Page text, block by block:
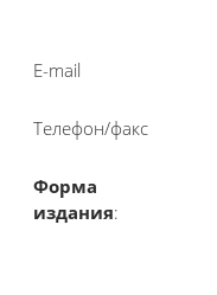
E-mail
Телефон/факс
Форма
издания: